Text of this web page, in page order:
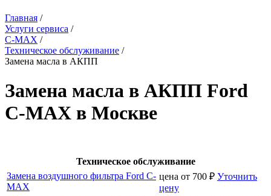
Главная /
Услуги сервиса /
C-MAX /
Техническое обслуживание /
Замена масла в АКПП
Замена масла в АКПП Ford
C-MAX в Москве
Техническое обслуживание
Замена воздушного фильтра Ford C-
MAX
цена от 700 ₽ Уточнить
цену